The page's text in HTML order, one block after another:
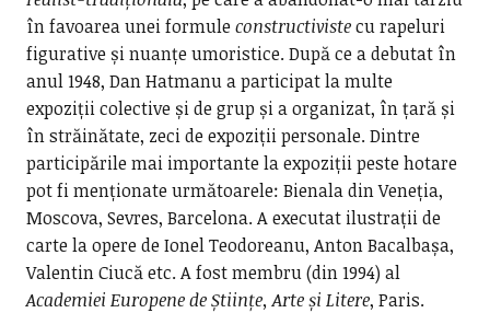
în favoarea unei formuleconstructivistecu rapeluri
figurative și nuanțe umoristice. După ce a debutat în
anul 1948, Dan Hatmanu a participat la multe
expoziții colective și de grup și a organizat, în țară și
în străinătate, zeci de expoziții personale. Dintre
participările mai importante la expoziții peste hotare
pot fi menționate următoarele: Bienala din Veneția,
Moscova, Sevres, Barcelona. A executat ilustrații de
carte la opere de Ionel Teodoreanu, Anton Bacalbașa,
Valentin Ciucă etc. A fost membru (din 1994) al
Academiei Europene de Științe, Arte și Litere, Paris.